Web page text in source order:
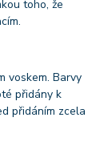
toho, že
voskem. Barvy
přidány k
přidáním zcela